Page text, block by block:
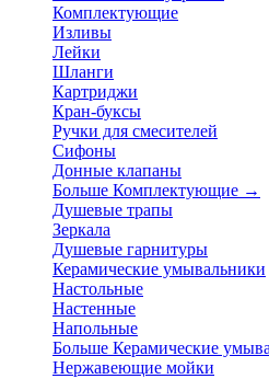
Комплектующие
Изливы
Лейки
Шланги
Картриджи
Кран-буксы
Ручки для смесителей
Сифоны
Донные клапаны
Больше Комплектующие →
Душевые трапы
Зеркала
Душевые гарнитуры
Керамические умывальники
Настольные
Настенные
Напольные
Больше Керамические
Нержавеющие мойки